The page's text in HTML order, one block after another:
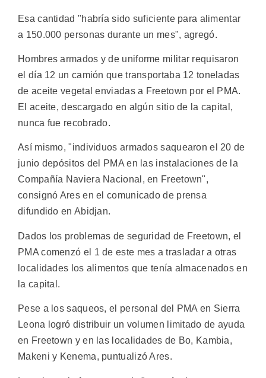
Esa cantidad "habría sido suficiente para alimentar
a 150.000 personas durante un mes", agregó.
Hombres armados y de uniforme militar requisaron
el día 12 un camión que transportaba 12 toneladas
de aceite vegetal enviadas a Freetown por el PMA.
El aceite, descargado en algún sitio de la capital,
nunca fue recobrado.
Así mismo, "individuos armados saquearon el 20 de
junio depósitos del PMA en las instalaciones de la
Compañía Naviera Nacional, en Freetown",
consignó Ares en el comunicado de prensa
difundido en Abidjan.
Dados los problemas de seguridad de Freetown, el
PMA comenzó el 1 de este mes a trasladar a otras
localidades los alimentos que tenía almacenados en
la capital.
Pese a los saqueos, el personal del PMA en Sierra
Leona logró distribuir un volumen limitado de ayuda
en Freetown y en las localidades de Bo, Kambia,
Makeni y Kenema, puntualizó Ares.